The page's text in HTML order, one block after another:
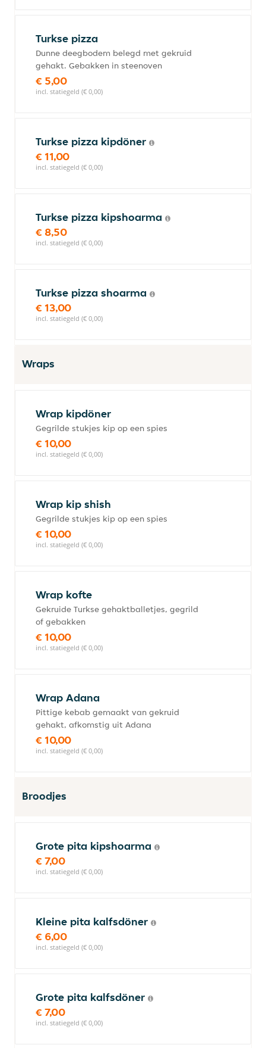
Turkse pizza
Dunne deegbodem belegd met gekruid
gehakt. Gebakken in steenoven
€ 5,00
incl. statiegeld (€ 0,00)
Turkse pizza kipdöner
€ 11,00
incl. statiegeld (€ 0,00)
Turkse pizza kipshoarma
€ 8,50
incl. statiegeld (€ 0,00)
Turkse pizza shoarma
€ 13,00
incl. statiegeld (€ 0,00)
Wraps
Wrap kipdöner
Gegrilde stukjes kip op een spies
€ 10,00
incl. statiegeld (€ 0,00)
Wrap kip shish
Gegrilde stukjes kip op een spies
€ 10,00
incl. statiegeld (€ 0,00)
Wrap kofte
Gekruide Turkse gehaktballetjes, gegrild
of gebakken
€ 10,00
incl. statiegeld (€ 0,00)
Wrap Adana
Pittige kebab gemaakt van gekruid
gehakt, afkomstig uit Adana
€ 10,00
incl. statiegeld (€ 0,00)
Broodjes
Grote pita kipshoarma
€ 7,00
incl. statiegeld (€ 0,00)
Kleine pita kalfsdöner
€ 6,00
incl. statiegeld (€ 0,00)
Grote pita kalfsdöner
€ 7,00
incl. statiegeld (€ 0,00)